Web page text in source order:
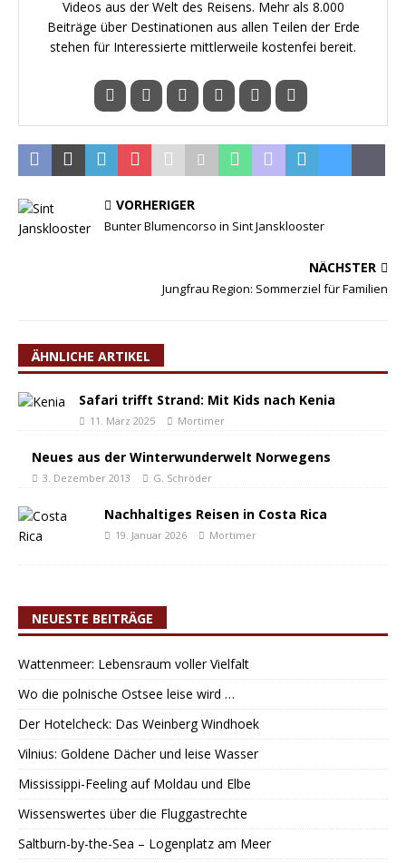
Videos aus der Welt des Reisens. Mehr als 8.000
Beiträge über Destinationen aus allen Teilen der Erde
stehen für Interessierte mittlerweile kostenfei bereit.
VORHERIGER
Bunter Blumencorso in Sint Jansklooster
NÄCHSTER
Jungfrau Region: Sommerziel für Familien
ÄHNLICHE ARTIKEL
Safari trifft Strand: Mit Kids nach Kenia
11. März 2025 Mortimer
Neues aus der Winterwunderwelt Norwegens
3. Dezember 2013 G. Schröder
Nachhaltiges Reisen in Costa Rica
19. Januar 2026 Mortimer
NEUESTE BEITRÄGE
Wattenmeer: Lebensraum voller Vielfalt
Wo die polnische Ostsee leise wird …
Der Hotelcheck: Das Weinberg Windhoek
Vilnius: Goldene Dächer und leise Wasser
Mississippi-Feeling auf Moldau und Elbe
Wissenswertes über die Fluggastrechte
Saltburn-by-the-Sea – Logenplatz am Meer